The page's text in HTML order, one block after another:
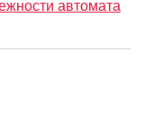
автомата